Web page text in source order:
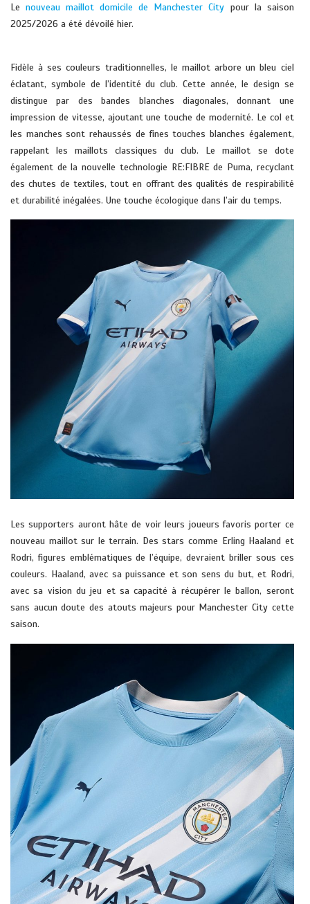
Lenouveau maillot domicile de Manchester City pour la saison
2025/2026 a été dévoilé hier.
Fidèle à ses couleurs traditionnelles, le maillot arbore un bleu ciel
éclatant, symbole de l’identité du club. Cette année, le design se
distingue par des bandes blanches diagonales, donnant une
impression de vitesse, ajoutant une touche de modernité. Le col et
les manches sont rehaussés de fines touches blanches également,
rappelant les maillots classiques du club. Le maillot se dote
également de la nouvelle technologie RE:FIBRE de Puma, recyclant
des chutes de textiles, tout en offrant des qualités de respirabilité
et durabilité inégalées. Une touche écologique dans l’air du temps.
Les supporters auront hâte de voir leurs joueurs favoris porter ce
nouveau maillot sur le terrain. Des stars comme Erling Haaland et
Rodri, figures emblématiques de l’équipe, devraient briller sous ces
couleurs. Haaland, avec sa puissance et son sens du but, et Rodri,
avec sa vision du jeu et sa capacité à récupérer le ballon, seront
sans aucun doute des atouts majeurs pour Manchester City cette
saison.